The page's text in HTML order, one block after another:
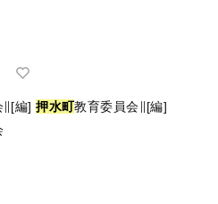
∥[編] 押水町教育委員会∥[編]